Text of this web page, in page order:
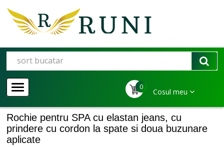
0
Cosul meu
Rochie pentru SPA cu elastan jeans, cu
prindere cu cordon la spate si doua buzunare
aplicate